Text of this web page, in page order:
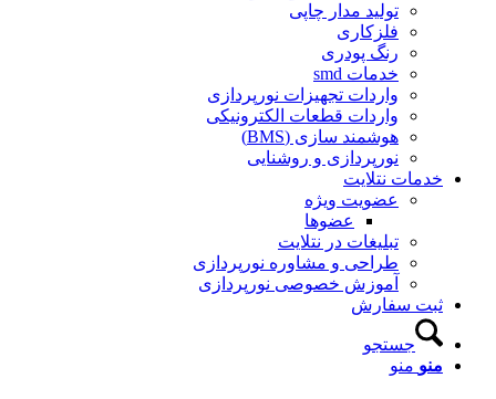
تولید مدار چاپی
فلزکاری
رنگ پودری
خدمات smd
واردات تجهیزات نورپردازی
واردات قطعات الکترونیکی
هوشمند سازی (BMS)
نورپردازی و روشنایی
خدمات نتلایت
عضویت ویژه
عضوها
تبلیغات در نتلایت
طراحی و مشاوره نورپردازی
آموزش خصوصی نورپردازی
ثبت سفارش
جستجو
منو منو